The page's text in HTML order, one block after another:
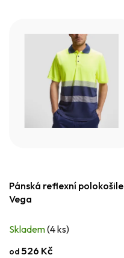
Pánská reflexní polokošile
Vega
Skladem(4 ks)
od 526 Kč